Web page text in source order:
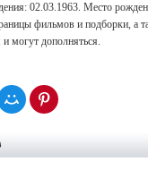
02.03.1963. Место
фильмов и подборки, а
могут дополняться.